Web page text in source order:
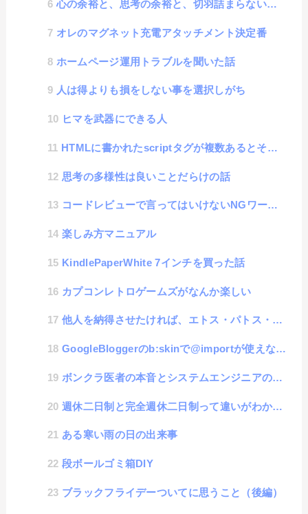
心の余裕と、思考の余裕と、切羽詰まらない余裕の考え方
オレのマグネット充電アタッチメント決定番
ホームページ運用トラブルを聞いた話
人は得よりも損をしない事を選択しがち
ヒマを武器にできる人
HTMLに書かれたscriptタグが複数あるとそれぞれのスコープは共通になるのか？
思考の多様性は良いことだらけの話
コードレビューで言ってはいけないNGワード集
楽しみ方マニュアル
KindlePaperWhite 7インチを買った話
カプコンレトロゲームズがなんか楽しい
他人を納得させたければ、エトス・パトス・ロゴスせよ。
GoogleBloggerのb:skinで@importが使えなくてfont読み込みができない時の対応方法
ボンクラ医者の本音とシステムエンジニアの類似
週休二日制と完全週休二日制って違いがわからない人が悪いのではなくて名称が悪いと思わない？
ある寒い雨の日の出来事
段ボールゴミ箱DIY
ブラックフライデーついてに思うこと（後編）